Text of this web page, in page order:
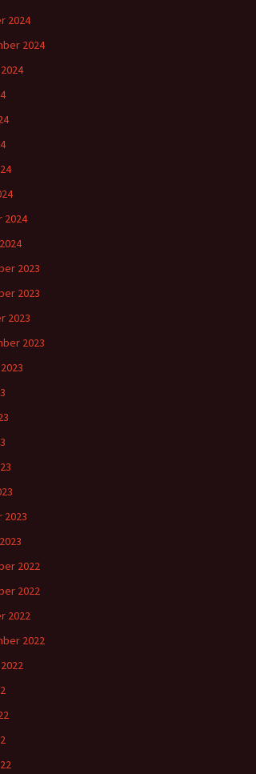
2024
2024
2024
2023
2023
2023
2023
2023
2022
2022
2022
2022